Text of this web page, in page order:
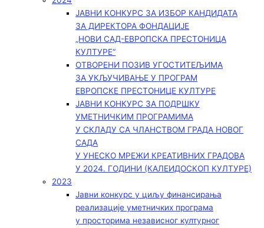
ЈАВНИ КОНКУРС ЗА ИЗБОР КАНДИДАТА
ЗА ДИРЕКТОРА ФОНДАЦИЈЕ
„НОВИ САД-ЕВРОПСКА ПРЕСТОНИЦА
КУЛТУРЕ“
ОТВОРЕНИ ПОЗИВ УГОСТИТЕЉИМА
ЗА УКЉУЧИВАЊЕ У ПРОГРАМ
ЕВРОПСКЕ ПРЕСТОНИЦЕ КУЛТУРЕ
ЈАВНИ КОНКУРС ЗА ПОДРШКУ
УМЕТНИЧКИМ ПРОГРАМИМА
У СКЛАДУ СА ЧЛАНСТВОМ ГРАДА НОВОГ
САДА
У УНЕСКО МРЕЖИ КРЕАТИВНИХ ГРАДОВА
У 2024. ГОДИНИ (КАЛЕИДОСКОП КУЛТУРЕ)
2023
Јавни конкурс у циљу финансирања
реализације уметничких програма
у просторима независног културног